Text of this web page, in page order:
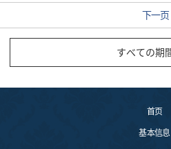
下一页
首页
基本信息